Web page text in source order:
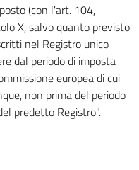
(con l'art. 104,
X, salvo quanto previsto
nel Registro unico
dal periodo di imposta
europea di cui
non prima del periodo
predetto Registro".